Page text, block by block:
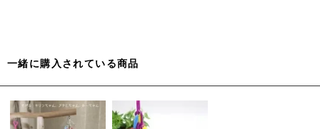
一緒に購入されている商品